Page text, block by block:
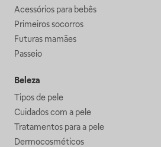
Acessórios para bebês
Primeiros socorros
Futuras mamães
Passeio
Beleza
Tipos de pele
Cuidados com a pele
Tratamentos para a pele
Dermocosméticos